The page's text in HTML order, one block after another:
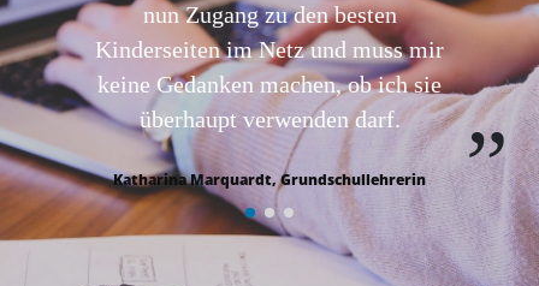
nun Zugang zu den besten
Kinderseiten im Netz und muss mir
keine Gedanken machen, ob ich sie
überhaupt verwenden darf.
Katharina Marquardt, Grundschullehrerin